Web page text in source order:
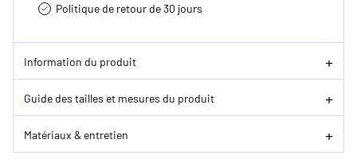
Politique de retour de 30 jours
Information du produit
Guide des tailles et mesures du produit
Matériaux & entretien